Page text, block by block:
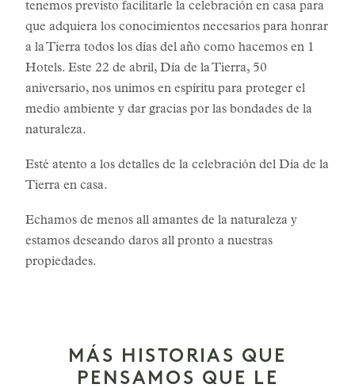
tenemos previsto facilitarle la celebración en casa para
que adquiera los conocimientos necesarios para honrar
a la Tierra todos los días del año como hacemos en 1
Hotels. Este 22 de abril, Día de la Tierra, 50
aniversario, nos unimos en espíritu para proteger el
medio ambiente y dar gracias por las bondades de la
naturaleza.
Esté atento a los detalles de la celebración del Día de la
Tierra en casa.
Echamos de menos all amantes de la naturaleza y
estamos deseando daros all pronto a nuestras
propiedades.
MÁS HISTORIAS QUE
PENSAMOS QUE LE